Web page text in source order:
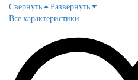
Свернуть
Развернуть
Все характеристики